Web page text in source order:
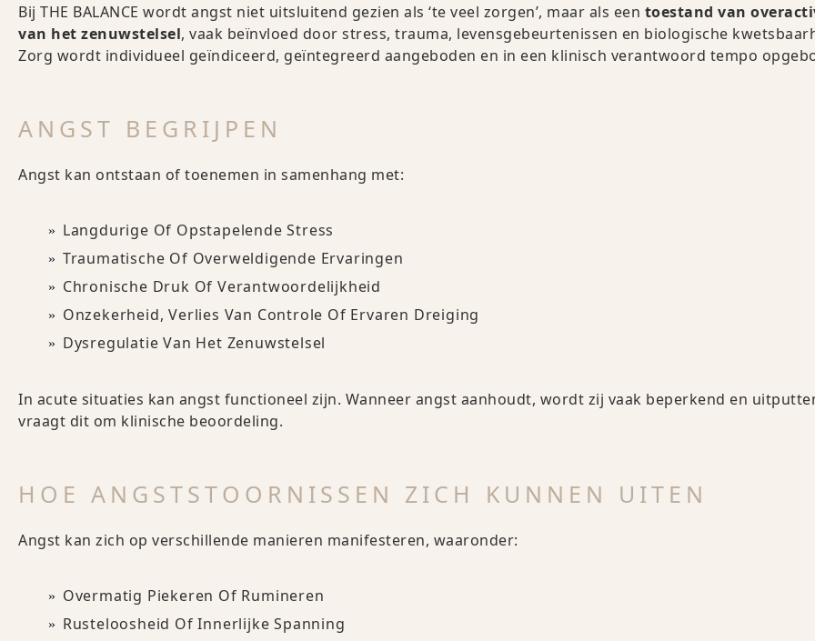
Bij THE BALANCE wordt angst niet uitsluitend gezien als ‘te veel zorgen’, maar als een toestand van
van het zenuwstelsel, vaak beïnvloed door stress, trauma, levensgebeurtenissen en biologische
Zorg wordt individueel geïndiceerd, geïntegreerd aangeboden en in een klinisch verantwoord tempo
ANGST BEGRIJPEN
Angst kan ontstaan of toenemen in samenhang met:
Langdurige Of Opstapelende Stress
Traumatische Of Overweldigende Ervaringen
Chronische Druk Of Verantwoordelijkheid
Onzekerheid, Verlies Van Controle Of Ervaren Dreiging
Dysregulatie Van Het Zenuwstelsel
In acute situaties kan angst functioneel zijn. Wanneer angst aanhoudt, wordt zij vaak beperkend en
vraagt dit om klinische beoordeling.
HOE ANGSTSTOORNISSEN ZICH KUNNEN UITEN
Angst kan zich op verschillende manieren manifesteren, waaronder:
Overmatig Piekeren Of Rumineren
Rusteloosheid Of Innerlijke Spanning